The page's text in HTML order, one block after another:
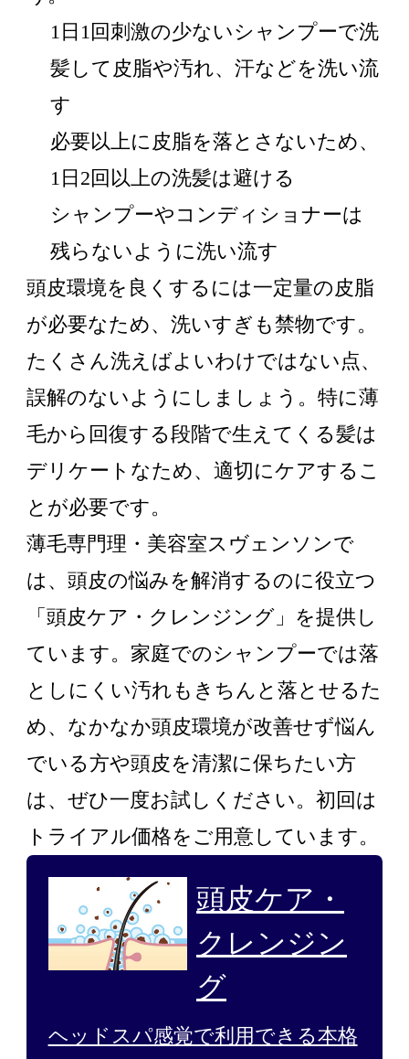
1日1回刺激の少ないシャンプーで洗
髪して皮脂や汚れ、汗などを洗い流
す
必要以上に皮脂を落とさないため、
1日2回以上の洗髪は避ける
シャンプーやコンディショナーは
残らないように洗い流す
頭皮環境を良くするには一定量の皮脂
が必要なため、洗いすぎも禁物です。
たくさん洗えばよいわけではない点、
誤解のないようにしましょう。特に薄
毛から回復する段階で生えてくる髪は
デリケートなため、適切にケアするこ
とが必要です。
薄毛専門理・美容室スヴェンソンで
は、頭皮の悩みを解消するのに役立つ
「頭皮ケア・クレンジング」を提供し
ています。家庭でのシャンプーでは落
としにくい汚れもきちんと落とせるた
め、なかなか頭皮環境が改善せず悩ん
でいる方や頭皮を清潔に保ちたい方
は、ぜひ一度お試しください。初回は
トライアル価格をご用意しています。
頭皮ケア・
クレンジン
グ
ヘッドスパ感覚で利用できる本格